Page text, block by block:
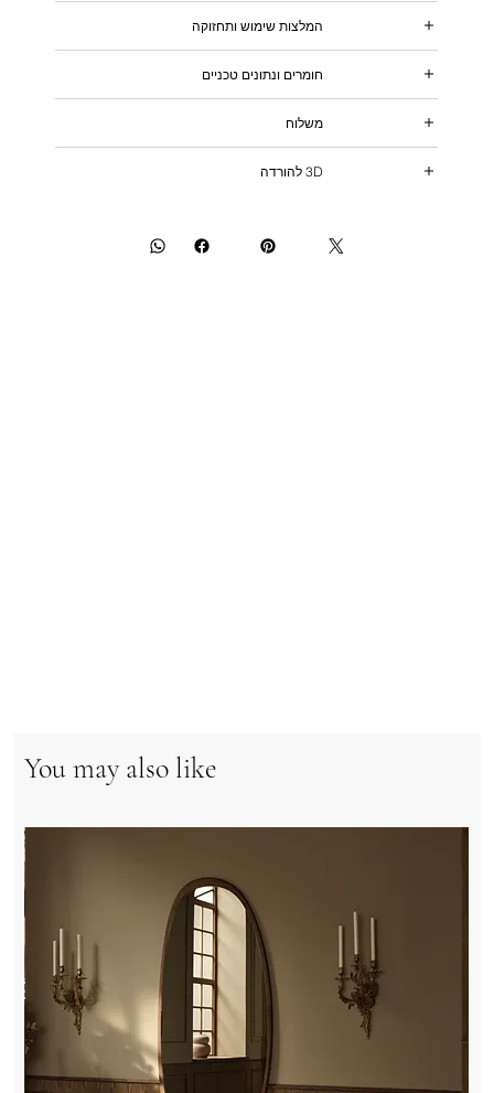
המלצות שימוש ותחזוקה
חומרים ונתונים טכניים
משלוח
3D להורדה
You may also like